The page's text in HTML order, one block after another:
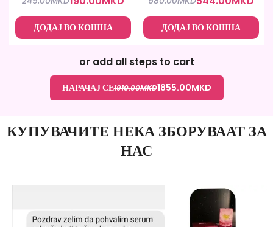
ДОДАЈ ВО КОШНА ДОДАЈ ВО КОШНА
or add all steps to cart
НАРАЧАЈ СЕ1910.00MKD1855.00MKD
КУПУВАЧИТЕ НЕКА ЗБОРУВААТ ЗА
НАС